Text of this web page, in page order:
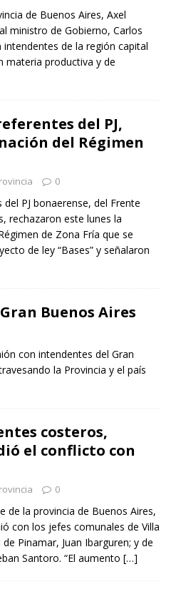
de Buenos Aires, Axel
ministro de Gobierno, Carlos
de la región capital
materia productiva y de
del PJ,
del Régimen
0
PJ bonaerense, del Frente
rechazaron este lunes la
de Zona Fría que se
de ley “Bases” y señalaron
Buenos Aires
con intendentes del Gran
la Provincia y el país
costeros,
el conflicto con
0
de la provincia de Buenos Aires,
con los jefes comunales de Villa
Pinamar, Juan Ibarguren; y de
Santoro. “El aumento […]